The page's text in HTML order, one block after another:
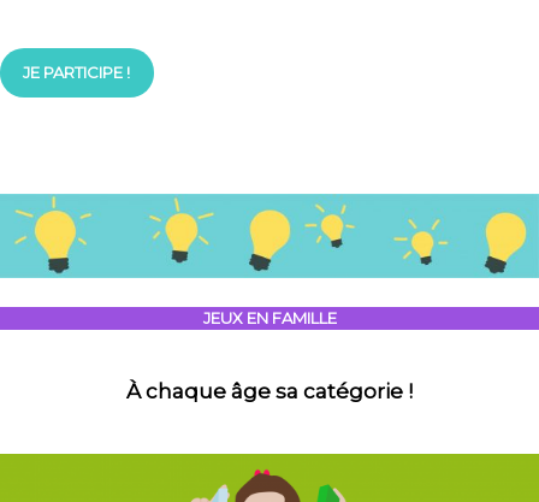
JE PARTICIPE !
JEUX EN FAMILLE
À chaque âge sa catégorie !